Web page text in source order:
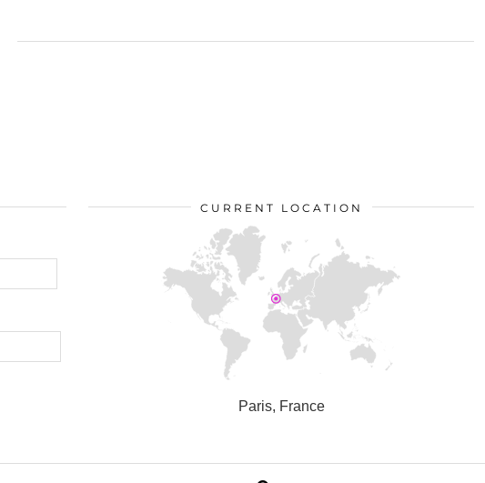
CURRENT LOCATION
Paris, France